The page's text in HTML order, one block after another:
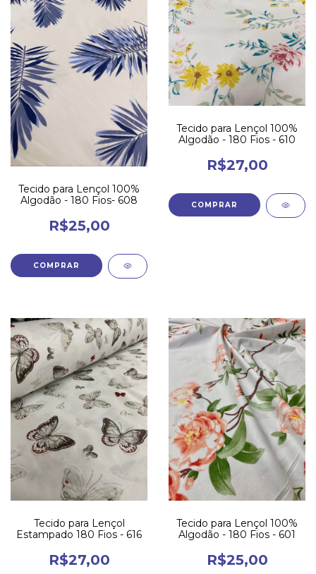
Tecido para Lençol 100%
Algodão - 180 Fios- 608
R$25,00
Tecido para Lençol 100%
Algodão - 180 Fios - 610
R$27,00
Tecido para Lençol
Estampado 180 Fios - 616
R$27,00
Tecido para Lençol 100%
Algodão - 180 Fios - 601
R$25,00